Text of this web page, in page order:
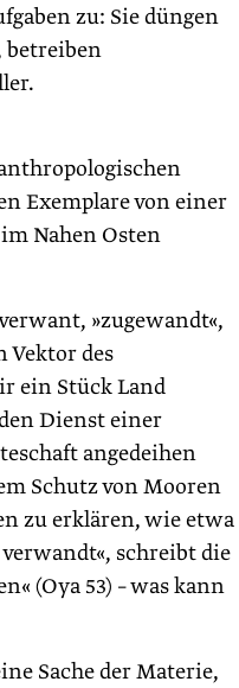
zu: Sie düngen
betreiben
Exemplare von einer
Nahen Osten
»zugewandt«,
Vektor des
ein Stück Land
Dienst einer
angedeihen
Schutz von Mooren
zu erklären, wie etwa
schreibt die
(Oya 53) – was kann
Sache der Materie,